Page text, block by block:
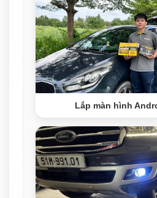
Lắp màn hình